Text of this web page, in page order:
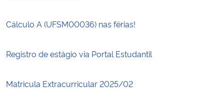
Cálculo A (UFSM00036) nas férias!
Registro de estágio via Portal Estudantil
Matricula Extracurricular 2025/02